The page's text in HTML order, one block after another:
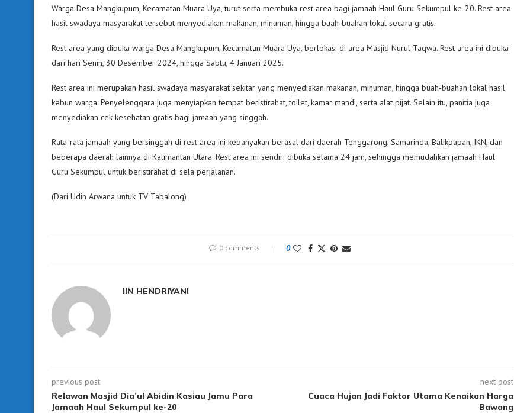
Warga Desa Mangkupum, Kecamatan Muara Uya, turut serta membuka rest area bagi jamaah Haul Guru Sekumpul ke-20. Rest area
hasil swadaya masyarakat tersebut menyediakan makanan, minuman, hingga buah-buahan lokal secara gratis.
Rest area yang dibuka warga Desa Mangkupum, Kecamatan Muara Uya, berlokasi di area Masjid Nurul Taqwa. Rest area ini dibuka
dari hari Senin, 30 Desember 2024, hingga Sabtu, 4 Januari 2025.
Rest area ini merupakan hasil swadaya masyarakat sekitar yang menyediakan makanan, minuman, hingga buah-buahan lokal hasil
kebun warga. Penyelenggara juga menyiapkan tempat beristirahat, toilet, kamar mandi, serta alat pijat. Selain itu, panitia juga
menyediakan cek kesehatan gratis bagi jamaah yang singgah.
Rata-rata jamaah yang bersinggah di rest area ini kebanyakan berasal dari daerah Tenggarong, Samarinda, Balikpapan, IKN, dan
beberapa daerah lainnya di Kalimantan Utara. Rest area ini sendiri dibuka selama 24 jam, sehingga memudahkan jamaah Haul
Guru Sekumpul untuk beristirahat di sela perjalanan.
(Dari Udin Arwana untuk TV Tabalong)
0 comments 0
IIN HENDRIYANI
previous post
Relawan Masjid Dia’ul Abidin Kasiau Jamu Para
Jamaah Haul Sekumpul ke-20
next post
Cuaca Hujan Jadi Faktor Utama Kenaikan Harga
Bawang